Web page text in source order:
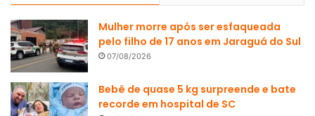
Mulher morre após ser esfaqueada
pelo filho de 17 anos em Jaraguá do Sul
07/08/2026
Bebê de quase 5 kg surpreende e bate
recorde em hospital de SC